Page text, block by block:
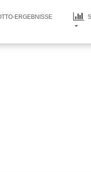
ERGEBNISSE